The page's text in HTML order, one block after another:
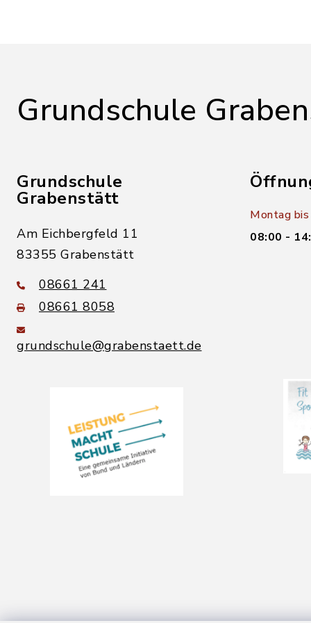
Grundschule
Grundschule
Grabenstätt
Am Eichbergfeld 11
83355 Grabenstätt
08661 241
08661 8058
grundschule@grabenstaett.de
Montag
08:00 -